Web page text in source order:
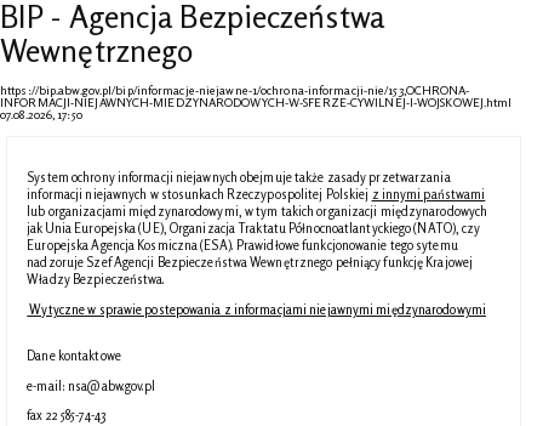
BIP - Agencja Bezpieczeństwa
Wewnętrznego
https://bip.abw.gov.pl/bip/informacje-niejawne-1/ochrona-informacji-nie/153,OCHRONA-
INFORMACJI-NIEJAWNYCH-MIEDZYNARODOWYCH-W-SFERZE-CYWILNEJ-I-WOJSKOWEJ.html
07.08.2026, 17:50
System ochrony informacji niejawnych obejmuje także zasady przetwarzania
informacji niejawnych w stosunkach Rzeczypospolitej Polskiej z innymi państwami
lub organizacjami międzynarodowymi, w tym takich organizacji międzynarodowych
jak Unia Europejska (UE), Organizacja Traktatu Północnoatlantyckiego (NATO), czy
Europejska Agencja Kosmiczna (ESA). Prawidłowe funkcjonowanie tego sytemu
nadzoruje Szef Agencji Bezpieczeństwa Wewnętrznego pełniący funkcję Krajowej
Władzy Bezpieczeństwa.
Wytyczne w sprawie postepowania z informacjami niejawnymi międzynarodowymi
Dane kontaktowe
e-mail: nsa@abw.gov.pl
fax 22 585-74-43